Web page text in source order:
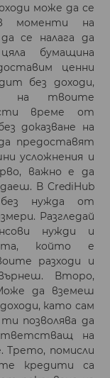
може да се
моменти на
се налага да
бумащина
ценни
без доходи,
на твоите
време от
доказване на
предоставят
усложнения и
важно е да
В CrediHub
без нужда от
Разгледай
нужди и
който е
разходи и
Второ,
Може да вземеш
като сам
позволява да
на
Трето, помисли
кредити са